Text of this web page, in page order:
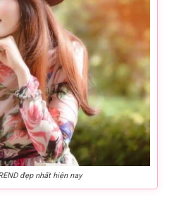
đẹp nhất hiện nay